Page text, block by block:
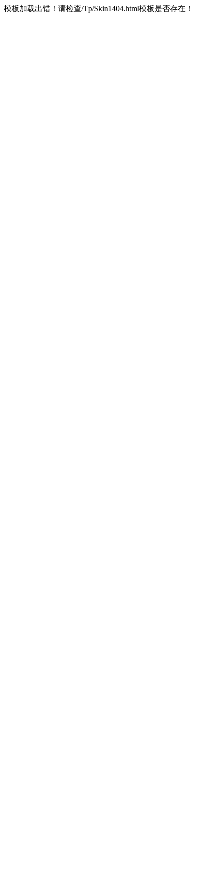
模板加载出错！请检查/Tp/Skin1404.html模板是否存在！